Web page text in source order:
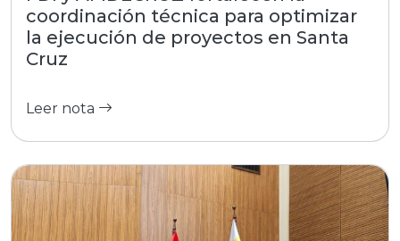
coordinación técnica para optimizar
la ejecución de proyectos en Santa
Cruz
Leer nota